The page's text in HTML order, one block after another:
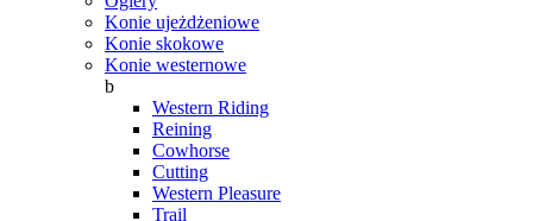
Konie ujeżdżeniowe
Konie skokowe
Konie westernowe
b
Western Riding
Reining
Cowhorse
Cutting
Western Pleasure
Trail